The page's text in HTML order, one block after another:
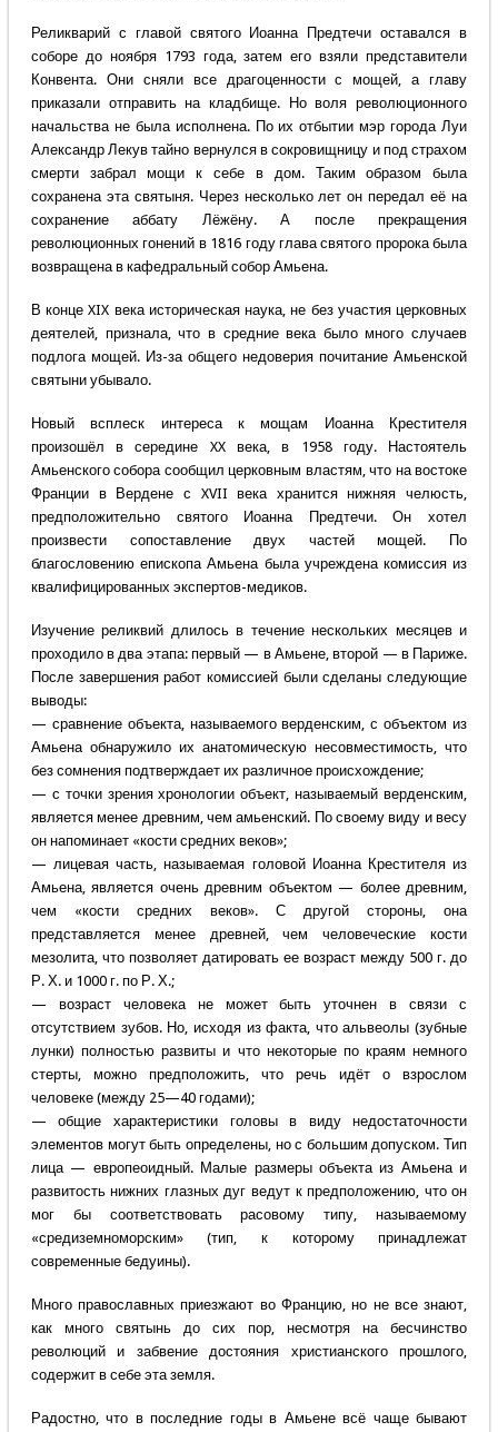
Реликварий с главой святого Иоанна Предтечи оставался в
соборе до ноября 1793 года, затем его взяли представители
Конвента. Они сняли все драгоценности с мощей, а главу
приказали отправить на кладбище. Но воля революционного
начальства не была исполнена. По их отбытии мэр города Луи
Александр Лекув тайно вернулся в сокровищницу и под страхом
смерти забрал мощи к себе в дом. Таким образом была
сохранена эта святыня. Через несколько лет он передал её на
сохранение аббату Лёжёну. А после прекращения
революционных гонений в 1816 году глава святого пророка была
возвращена в кафедральный собор Амьена.
В конце XIX века историческая наука, не без участия церковных
деятелей, признала, что в средние века было много случаев
подлога мощей. Из-за общего недоверия почитание Амьенской
святыни убывало.
Новый всплеск интереса к мощам Иоанна Крестителя
произошёл в середине XX века, в 1958 году. Настоятель
Амьенского собора сообщил церковным властям, что на востоке
Франции в Вердене с XVII века хранится нижняя челюсть,
предположительно святого Иоанна Предтечи. Он хотел
произвести сопоставление двух частей мощей. По
благословению епископа Амьена была учреждена комиссия из
квалифицированных экспертов-медиков.
Изучение реликвий длилось в течение нескольких месяцев и
проходило в два этапа: первый — в Амьене, второй — в Париже.
После завершения работ комиссией были сделаны следующие
выводы:
— сравнение объекта, называемого верденским, с объектом из
Амьена обнаружило их анатомическую несовместимость, что
без сомнения подтверждает их различное происхождение;
— с точки зрения хронологии объект, называемый верденским,
является менее древним, чем амьенский. По своему виду и весу
он напоминает «кости средних веков»;
— лицевая часть, называемая головой Иоанна Крестителя из
Амьена, является очень древним объектом — более древним,
чем «кости средних веков». С другой стороны, она
представляется менее древней, чем человеческие кости
мезолита, что позволяет датировать ее возраст между 500 г. до
Р. Х. и 1000 г. по Р. Х.;
— возраст человека не может быть уточнен в связи с
отсутствием зубов. Но, исходя из факта, что альвеолы (зубные
лунки) полностью развиты и что некоторые по краям немного
стерты, можно предположить, что речь идёт о взрослом
человеке (между 25—40 годами);
— общие характеристики головы в виду недостаточности
элементов могут быть определены, но с большим допуском. Тип
лица — европеоидный. Малые размеры объекта из Амьена и
развитость нижних глазных дуг ведут к предположению, что он
мог бы соответствовать расовому типу, называемому
«средиземноморским» (тип, к которому принадлежат
современные бедуины).
Много православных приезжают во Францию, но не все знают,
как много святынь до сих пор, несмотря на бесчинство
революций и забвение достояния христианского прошлого,
содержит в себе эта земля.
Радостно, что в последние годы в Амьене всё чаще бывают